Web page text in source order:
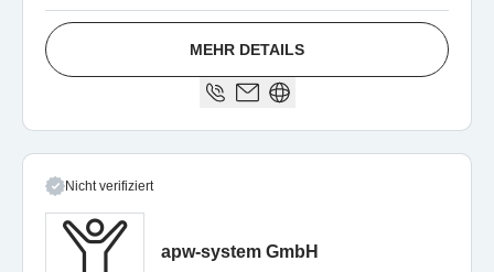
MEHR DETAILS
Nicht verifiziert
apw-system GmbH